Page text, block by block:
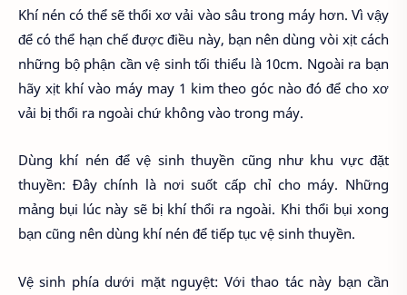
Khí nén có thể sẽ thổi xơ vải vào sâu trong máy hơn. Vì vậy
để có thể hạn chế được điều này, bạn nên dùng vòi xịt cách
những bộ phận cần vệ sinh tối thiểu là 10cm. Ngoài ra bạn
hãy xịt khí vào máy may 1 kim theo góc nào đó để cho xơ
vải bị thổi ra ngoài chứ không vào trong máy.
Dùng khí nén để vệ sinh thuyền cũng như khu vực đặt
thuyền: Đây chính là nơi suốt cấp chỉ cho máy. Những
mảng bụi lúc này sẽ bị khí thổi ra ngoài. Khi thổi bụi xong
bạn cũng nên dùng khí nén để tiếp tục vệ sinh thuyền.
Vệ sinh phía dưới mặt nguyệt: Với thao tác này bạn cần